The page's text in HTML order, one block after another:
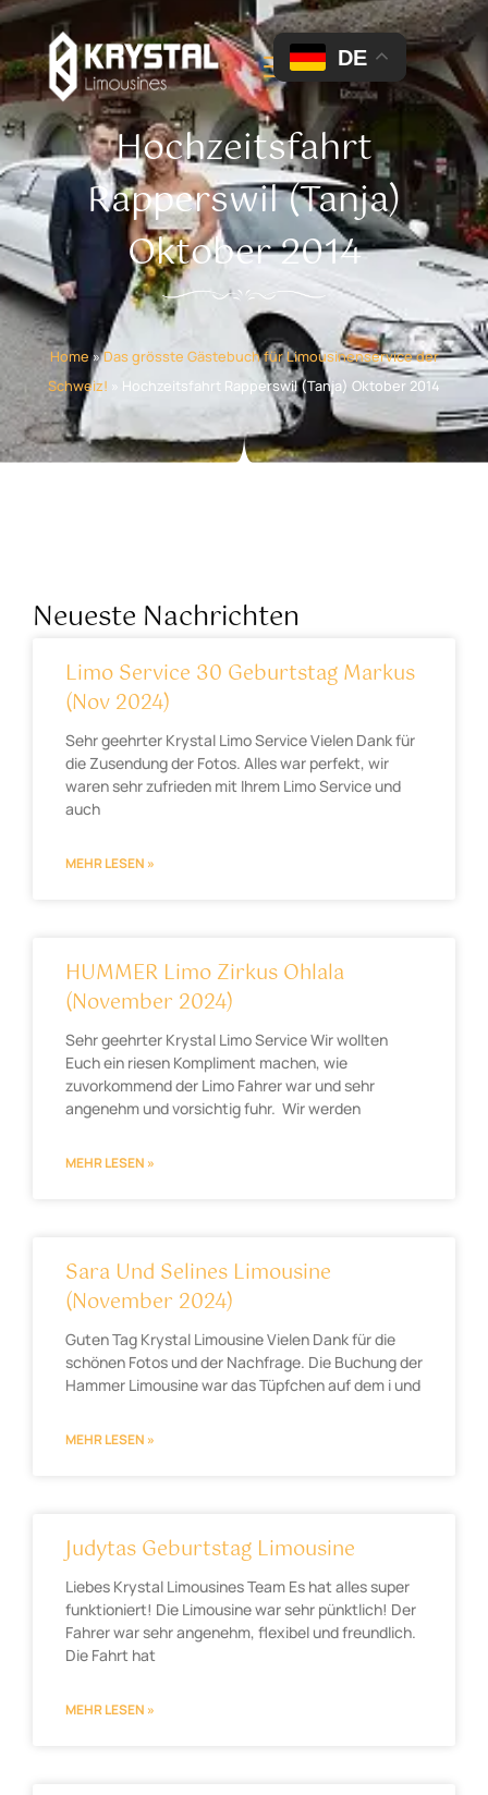
Hochzeitsfahrt
Rapperswil (Tanja)
Oktober 2014
Home»Das grösste Gästebuch für Limousinenservice der
Schweiz! » Hochzeitsfahrt Rapperswil (Tanja) Oktober 2014
Neueste Nachrichten
Limo Service 30 Geburtstag Markus
(Nov 2024)
Sehr geehrter Krystal Limo Service Vielen Dank für
die Zusendung der Fotos. Alles war perfekt, wir
waren sehr zufrieden mit Ihrem Limo Service und
auch
MEHR LESEN »
HUMMER Limo Zirkus Ohlala
(November 2024)
Sehr geehrter Krystal Limo Service Wir wollten
Euch ein riesen Kompliment machen, wie
zuvorkommend der Limo Fahrer war und sehr
angenehm und vorsichtig fuhr. Wir werden
MEHR LESEN »
Sara Und Selines Limousine
(November 2024)
Guten Tag Krystal Limousine Vielen Dank für die
schönen Fotos und der Nachfrage. Die Buchung der
Hammer Limousine war das Tüpfchen auf dem i und
MEHR LESEN »
Judytas Geburtstag Limousine
Liebes Krystal Limousines Team Es hat alles super
funktioniert! Die Limousine war sehr pünktlich! Der
Fahrer war sehr angenehm, flexibel und freundlich.
Die Fahrt hat
MEHR LESEN »
DE